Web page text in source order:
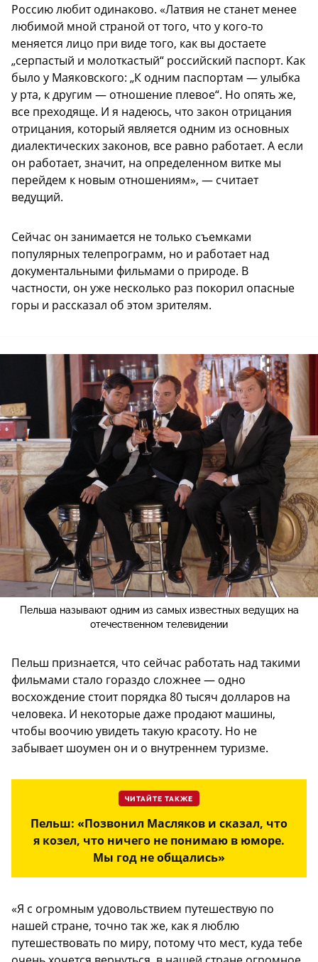
Россию любит одинаково. «Латвия не станет менее
любимой мной страной от того, что у кого-то
меняется лицо при виде того, как вы достаете
„серпастый и молоткастый“ российский паспорт. Как
было у Маяковского: „К одним паспортам — улыбка
у рта, к другим — отношение плевое“. Но опять же,
все преходяще. И я надеюсь, что закон отрицания
отрицания, который является одним из основных
диалектических законов, все равно работает. А если
он работает, значит, на определенном витке мы
перейдем к новым отношениям», — считает
ведущий.
Сейчас он занимается не только съемками
популярных телепрограмм, но и работает над
документальными фильмами о природе. В
частности, он уже несколько раз покорил опасные
горы и рассказал об этом зрителям.
Пельша называют одним из самых известных ведущих на
отечественном телевидении
Пельш признается, что сейчас работать над такими
фильмами стало гораздо сложнее — одно
восхождение стоит порядка 80 тысяч долларов на
человека. И некоторые даже продают машины,
чтобы воочию увидеть такую красоту. Но не
забывает шоумен он и о внутреннем туризме.
ЧИТАЙТЕ ТАКЖЕ
Пельш: «Позвонил Масляков и сказал, что
я козел, что ничего не понимаю в юморе.
Мы год не общались»
«Я с огромным удовольствием путешествую по
нашей стране, точно так же, как я люблю
путешествовать по миру, потому что мест, куда тебе